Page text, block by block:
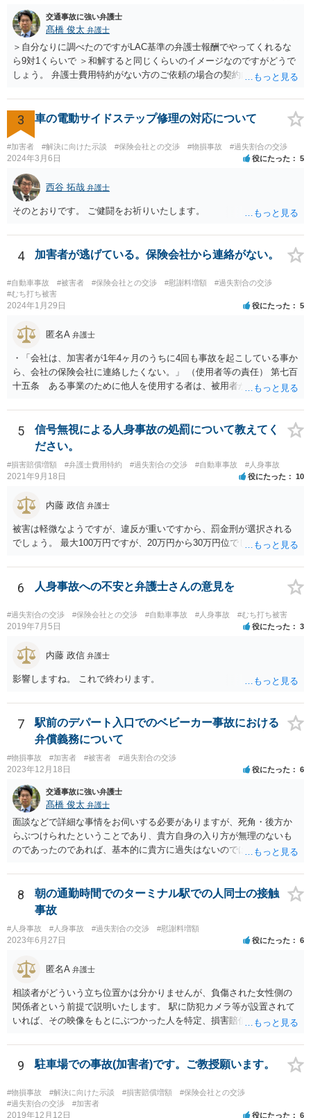
害者の法定代理人（お子さんの親権者）だからです。 そうすると、ご
質問者様の事件（お子さんに対する過失傷害罪）も検察に送致される
というのはちょっと疑問が湧くところです。 というのも、お子さんや
ご質問者様あるいは他の親権者様が、ご質問者様を処罰するためにわ
ざわざ告訴状を出すのか？という疑問があるためです。 どういう理由
の交通違反で送致ということ（例えば信号無視など）が想定されます
が、そういった事情もないようなので、やはり確認した方が良いと思
います。
交通事故に強い弁護士
髙橋 俊太 弁護士
＞自分なりに調べたのですがLAC基準の弁護士報酬でやってくれるな
ら9対1くらいで ＞和解すると同じくらいのイメージなのですがどうで
しょう。 弁護士費用特約がない方のご依頼の場合の契約内容などは各
ンで最初から10対0を主張したり期待するのは難しいのでしょうか。
＞1か2は譲らないとセンターとしても無理とかやりたくないとかある
のでしょうか。 私見では、そのようなことはないように思います。紛
セン等においても、基本的には、損害論も責任論も裁判所と同じよう
な視点で解決が目指されることになります。
3 車の電動サイドステップ修理の対応について
#加害者 #解決に向けた示談 #保険会社との交渉 #物損事故 #過失割合の交渉
2024年3月6日 役にたった 5
西谷 拓哉 弁護士
そのとおりです。 ご健闘をお祈りいたします。
4 加害者が逃げている。保険会社から連絡がない。
#自動車事故 #被害者 #保険会社との交渉 #慰謝料増額
#過失割合の交渉
#むち打ち被害
2024年1月29日 役にたった 5
匿名A 弁護士
・「会社は、加害者が1年4ヶ月のうちに4回も事故を起こしている事か
ら、会社の保険会社に連絡したくない。」 （使用者等の責任） 第七百
十五条 ある事業のために他人を使用する者は、被用者がその事業の
用者が被用者の選任及びその事業の監督について相当の注意をしたと
き、又は相当の注意をしても損害が生ずべきであったときは、この限
りでない。 会社側の言い分に付き合わず、会社側への請求をお考えな
さったほうがよろしいかもしれません。加害ドライバーの任意保険が
本件に使えるか、使おうとするかが定かではありませんので。「1年4
ヶ月のうちに4回も事故」の事実は、会社から加害ドライバーへの責任
転嫁のような発言ですが、上記ただし書との関連で言えば、会社側が
「相当の注意」をしていなかった証左でしょう。 今後の対応ですが、
事故証明書を速やかに取得すべきです。 病院で治療を受ける際、第三
者行為による傷病届を出す必要があります。 最終的にどこまで認めら
れるかという問題はありますが、事故後に事故に関連した支出に関し
ては、領収書をもらい保存しておきましょう。
5
信号無視による人身事故の処罰について教えてく
ださい。
#損害賠償増額 #弁護士費用特約 #過失割合の交渉 #自動車事故 #人身事故
2021年9月18日 役にたった 10
内藤 政信 弁護士
被害は軽微なようですが、違反が重いですから、罰金刑が選択される
でしょう。 最大100万円ですが、20万円から30万円位でしょうか。
6 人身事故への不安と弁護士さんの意見を
#過失割合の交渉 #保険会社との交渉 #自動車事故 #人身事故 #むち打ち被害
2019年7月5日 役にたった 3
内藤 政信 弁護士
影響しますね。 これで終わります。
7
駅前のデパート入口でのベビーカー事故における
弁償義務について
#物損事故 #加害者 #被害者 #過失割合の交渉
2023年12月18日 役にたった 6
交通事故に強い弁護士
髙橋 俊太 弁護士
面談などで詳細な事情をお伺いする必要がありますが、死角・後方か
らぶつけられたということであり、貴方自身の入り方が無理のないも
のであったのであれば、基本的に貴方に過失はないのではないかとい
が、ベビーカーの車輪が壊れるというのは（かなり劣化していたとい
うことでもない限り）相当な衝撃だったのではないかとも思われま
す。 そのあたりも含め、今後の状況に応じて弁護士に個別に相談なさ
った方がよいように思います。
8
朝の通勤時間でのターミナル駅での人同士の接触
事故
#人身事故 #人身事故 #過失割合の交渉 #慰謝料増額
2023年6月27日 役にたった 6
匿名A 弁護士
相談者がどういう立ち位置かは分かりませんが、負傷された女性側の
関係者という前提で説明いたします。 駅に防犯カメラ等が設置されて
いれば、その映像をもとにぶつかった人を特定、損害賠償請求をでき
像の保存期間は鉄道会社によりますがある程度の期間が経過すると削
除される場合があるので対応は早い方がよいでしょう。 請求権者は負
ましょう。 本人が動けない場合には、電話相談などを繋げないか相談
してみましょう。
9 駐車場での事故(加害者)です。ご教授願います。
#物損事故 #解決に向けた示談 #損害賠償増額
#保険会社との交渉
#過失割合の交渉
#加害者
2019年12月12日 役にたった 6